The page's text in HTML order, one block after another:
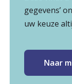
gegevens’
uw keuze
Naar